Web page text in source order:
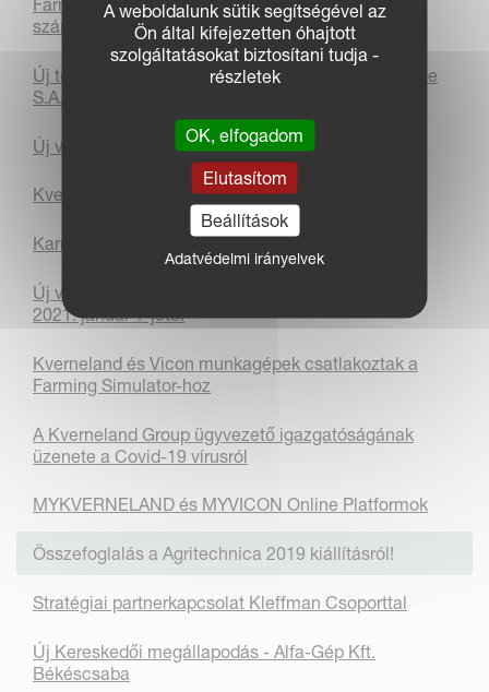
Farm Machine Közönségdíj 2022: A te szavazatod
számít!
Új telephely és helyszín a Kverneland Group France
S.A.S
Új vezérigazgató és elnök a Kverneland Group-nál
Kverneland Group Metz
Karrierlehetőségek előttünk!
Új vezérigazgató és elnök a Kverneland Group-nál
2021. január 1-jétől
Kverneland és Vicon munkagépek csatlakoztak a
Farming Simulator-hoz
A Kverneland Group ügyvezető igazgatóságának
üzenete a Covid-19 vírusról
MYKVERNELAND és MYVICON Online Platformok
Összefoglalás a Agritechnica 2019 kiállításról!
Stratégiai partnerkapcsolat Kleffman Csoporttal
Új Kereskedői megállapodás - Alfa-Gép Kft.
Békéscsaba
A weboldalunk sütik segítségével az
Ön által kifejezetten óhajtott
szolgáltatásokat biztosítani tudja -
részletek
OK, elfogadom
Elutasítom
Beállítások
Adatvédelmi irányelvek